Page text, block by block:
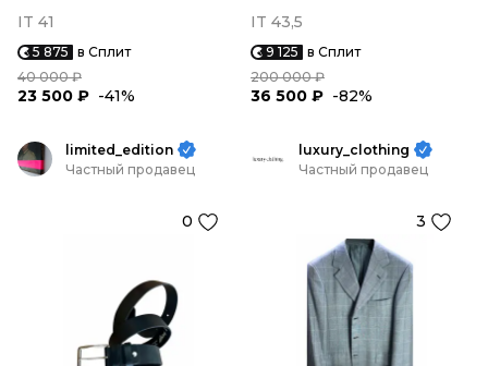
IT 41
5 875 в Сплит
40 000 ₽
23 500 ₽ -41%
IT 43,5
9 125 в Сплит
200 000 ₽
36 500 ₽ -82%
limited_edition
Частный продавец
0
luxury_clothing
Частный продавец
3